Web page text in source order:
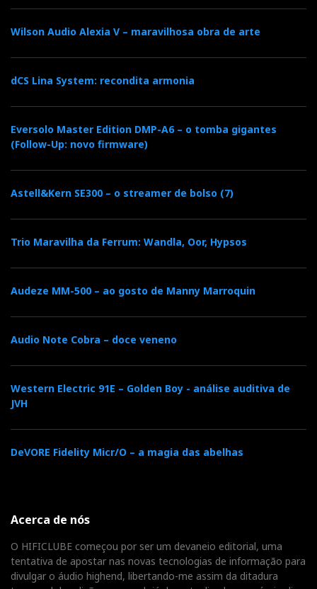
Wilson Audio Alexia V – maravilhosa obra de arte
dCS Lina System: recondita armonia
Eversolo Master Edition DMP-A6 – o tomba gigantes
(Follow-Up: novo firmware)
Astell&Kern SE300 – o streamer de bolso (7)
Trio Maravilha da Ferrum: Wandla, Oor, Hypsos
Audeze MM-500 – ao gosto de Manny Marroquin
Audio Note Cobra – doce veneno
Western Electric 91E – Golden Boy - análise auditiva de
JVH
DeVORE Fidelity Micr/O – a magia das abelhas
Acerca de nós
O HIFICLUBE começou por ser um devaneio editorial, uma
tentativa de apostar nas novas tecnologias de informação para
divulgar o áudio highend, libertando-me assim da ditadura